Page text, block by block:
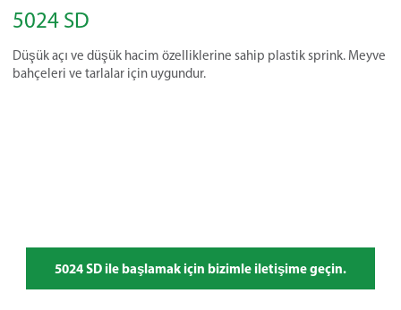
5024 SD
Düşük açı ve düşük hacim özelliklerine sahip plastik sprink. Meyve
bahçeleri ve tarlalar için uygundur.
5024 SD ile başlamak için bizimle iletişime geçin.